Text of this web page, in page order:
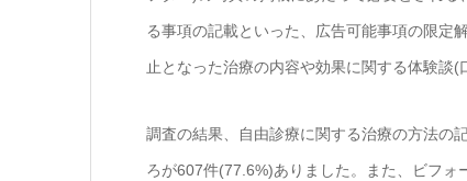
る事項の記載といった、広告可能事項の限定
止となった治療の内容や効果に関する体験談
調査の結果、自由診療に関する治療の方法の
ろが607件(77.6%)ありました。また、ビフ